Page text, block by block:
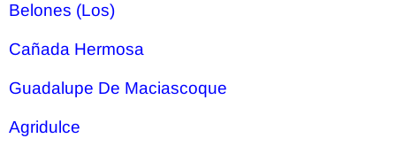
Belones (Los)
Cañada Hermosa
Guadalupe De Maciascoque
Agridulce